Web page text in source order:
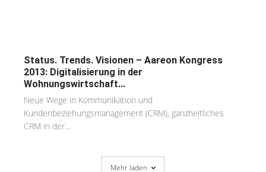
Status. Trends. Visionen – Aareon Kongress
2013: Digitalisierung in der
Wohnungswirtschaft...
Neue Wege in Kommunikation und
Kundenbeziehungsmanagement (CRM), ganzheitliches
CRM in der...
Mehr laden